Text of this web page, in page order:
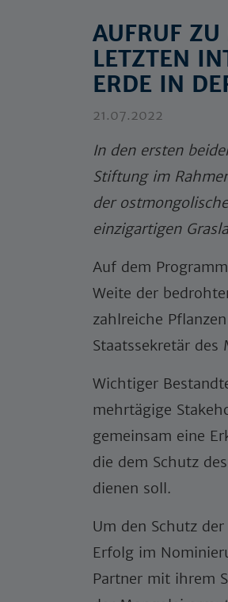
AUFRUF ZU
ETZTEN
RDE IN
21.07.2022
In den ersten
Stiftung im
der
einzigartigen
Auf dem
Weite der
zahlreiche
Staatssekretär
Wichtiger
mehrtägige
gemeinsam eine
die dem Schutz
dienen soll.
Um den Schutz
Erfolg im
Partner mit ihrem